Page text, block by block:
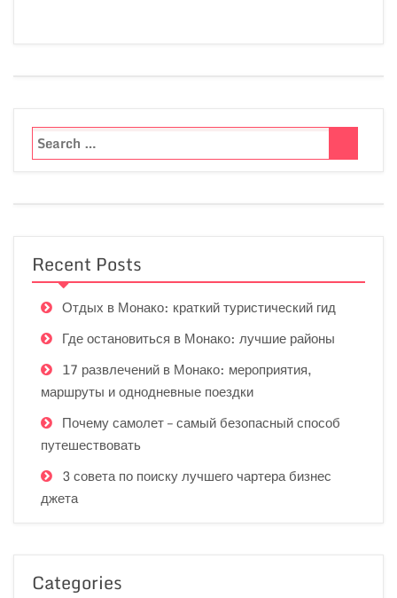
Recent Posts
Отдых в Монако: краткий туристический гид
Где остановиться в Монако: лучшие районы
17 развлечений в Монако: мероприятия,
маршруты и однодневные поездки
Почему самолет – самый безопасный способ
путешествовать
3 совета по поиску лучшего чартера бизнес
джета
Categories